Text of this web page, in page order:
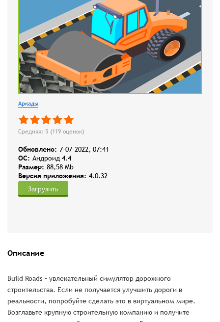
Аркады
Средняя: 5 (119 оценок)
Обновлено: 7-07-2022, 07:41
OC: Андроид 4.4
Размер: 88,58 Mb
Версия приложения: 4.0.32
Загрузить
Описание
Build Roads – увлекательный симулятор дорожного
строительства. Если не получается улучшить дороги в
реальности, попробуйте сделать это в виртуальном мире.
Возглавьте крупную строительную компанию и получите